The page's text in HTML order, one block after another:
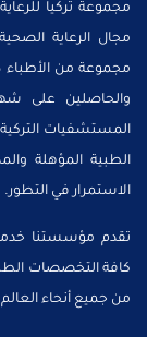
مجموعة تركيا
مجال الرعاية
مجموعة من الأطباء
والحاصلين على
المستشفيات
الطبية المؤهلة
الاستمرار في التطور.
تقدم مؤسستنا
كافة التخصصات
من جميع أنحاء